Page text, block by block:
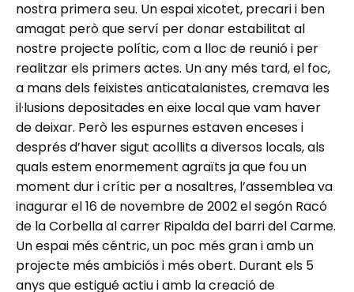
nostra primera seu. Un espai xicotet, precari i ben
amagat però que serví per donar estabilitat al
nostre projecte polític, com a lloc de reunió i per
realitzar els primers actes. Un any més tard, el foc,
a mans dels feixistes anticatalanistes, cremava les
il·lusions depositades en eixe local que vam haver
de deixar. Però les espurnes estaven enceses i
després d’haver sigut acollits a diversos locals, als
quals estem enormement agraïts ja que fou un
moment dur i crític per a nosaltres, l’assemblea va
inagurar el 16 de novembre de 2002 el segón Racó
de la Corbella al carrer Ripalda del barri del Carme.
Un espai més céntric, un poc més gran i amb un
projecte més ambiciós i més obert. Durant els 5
anys que estigué actiu i amb la creació de